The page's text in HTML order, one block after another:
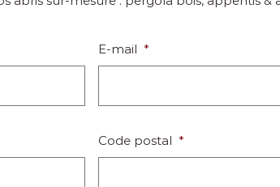
E-mail *
Code postal *